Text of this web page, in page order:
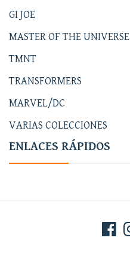
GI JOE
MASTER OF THE UNIVERSE
TMNT
TRANSFORMERS
MARVEL/DC
VARIAS COLECCIONES
ENLACES RÁPIDOS